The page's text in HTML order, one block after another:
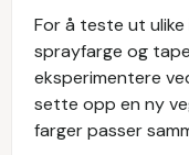
For å teste ut
sprayfarge og
eksperimentere
sette opp en ny
farger passer